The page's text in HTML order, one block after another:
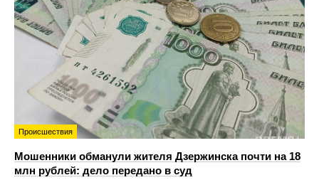
Происшествия
Мошенники обманули жителя Дзержинска почти на 18
млн рублей: дело передано в суд